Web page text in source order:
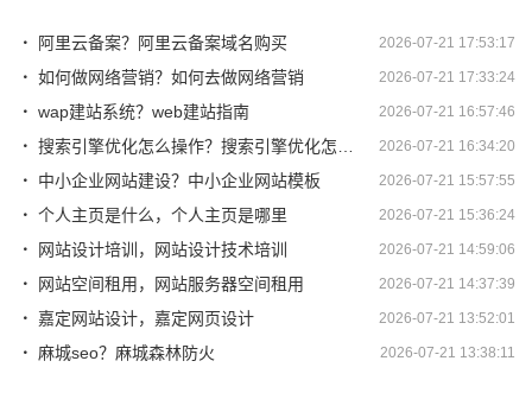
2026-07-21 17:53:17
阿里云备案？阿里云备案域名购买
2026-07-21 17:33:24
如何做网络营销？如何去做网络营销
2026-07-21 16:57:46
wap建站系统？web建站指南
2026-07-21 16:34:20
搜索引擎优化怎么操作？搜索引擎优化怎么操作视频
2026-07-21 15:57:55
中小企业网站建设？中小企业网站模板
2026-07-21 15:36:24
个人主页是什么，个人主页是哪里
2026-07-21 14:59:06
网站设计培训，网站设计技术培训
2026-07-21 14:37:39
网站空间租用，网站服务器空间租用
2026-07-21 13:52:01
嘉定网站设计，嘉定网页设计
2026-07-21 13:38:11
麻城seo？麻城森林防火